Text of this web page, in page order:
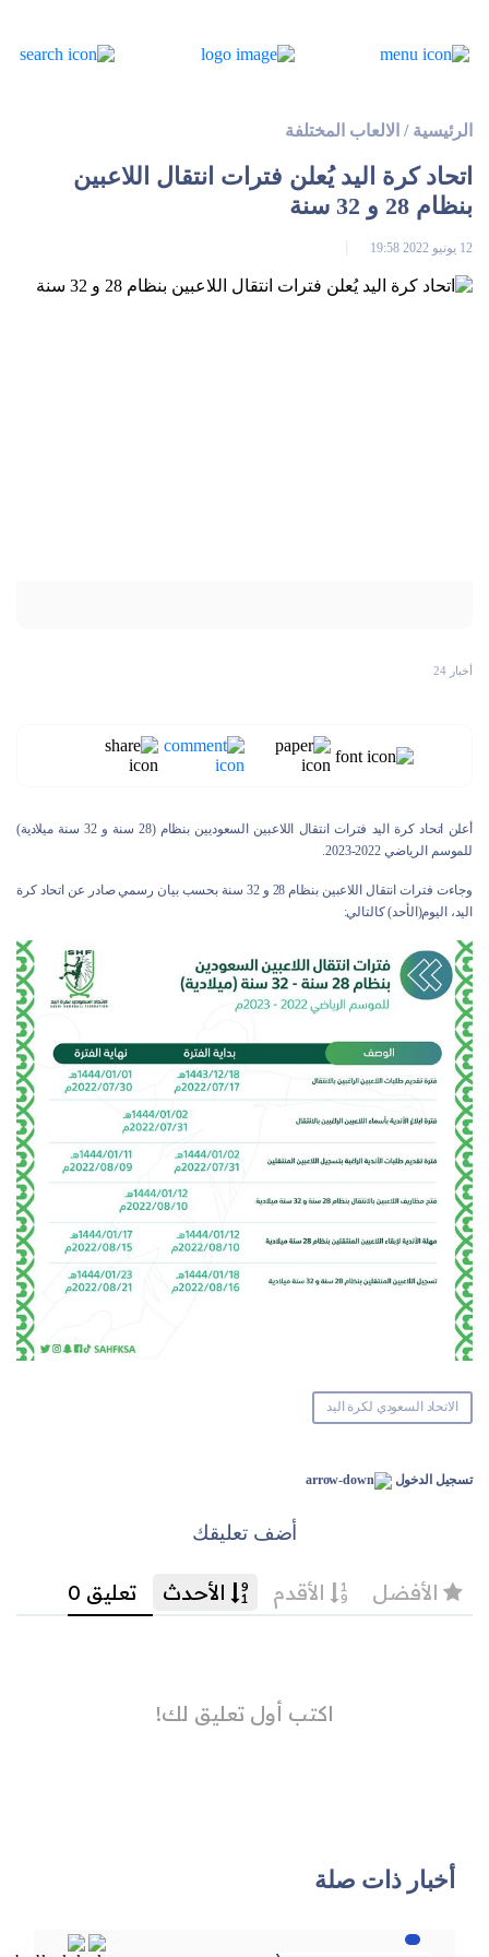
الرئيسية / الالعاب المختلفة
اتحاد كرة اليد يُعلن فترات انتقال اللاعبين
بنظام 28 و 32 سنة
12 يونيو 2022 19:58
أخبار 24
أعلن اتحاد كرة اليد فترات انتقال اللاعبين السعوديين بنظام (28 سنة و 32 سنة ميلادية)
للموسم الرياضي 2022-2023.
وجاءت فترات انتقال اللاعبين بنظام 28 و 32 سنة بحسب بيان رسمي صادر عن اتحاد كرة
اليد، اليوم(الأحد) كالتالي:
الاتحاد السعودي لكرة اليد
تسجيل الدخول
أضف تعليقك
أخبار ذات صلة